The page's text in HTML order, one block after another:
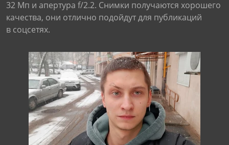
32 Мп и апертура f/2.2. Снимки получаются хорошего
качества, они отлично подойдут для публикаций
в соцсетях.